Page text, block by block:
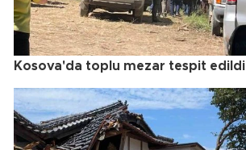
Kosova'da toplu mezar tespit edildi